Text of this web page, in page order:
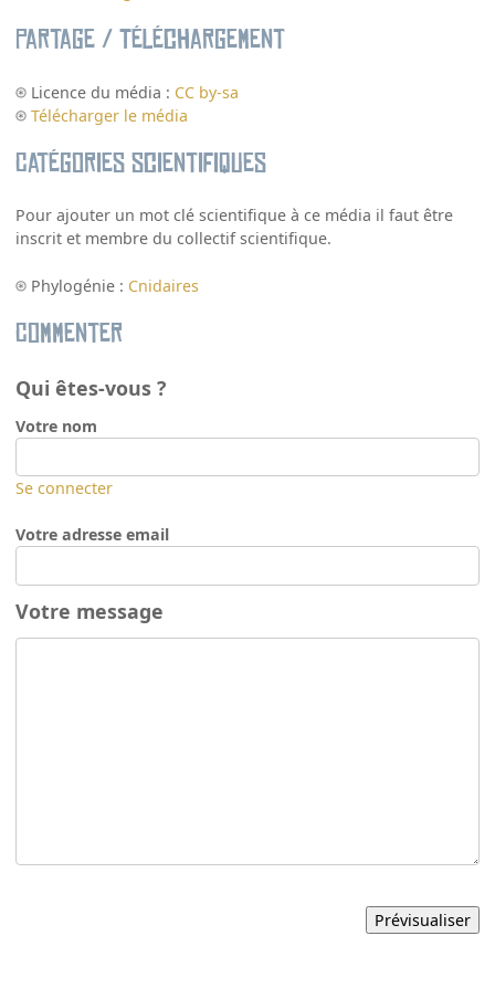
Partage / Téléchargement
Licence du média : CC by-sa
Télécharger le média
Catégories scientifiques
Pour ajouter un mot clé scientifique à ce média il faut être
inscrit et membre du collectif scientifique.
Phylogénie : Cnidaires
Commenter
Qui êtes-vous ?
Votre nom
Se connecter
Votre adresse email
Votre message